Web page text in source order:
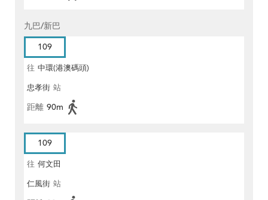
九巴/新巴
109
往 中環(港澳碼頭)
忠孝街 站
距離 90m
109
往 何文田
仁風街 站